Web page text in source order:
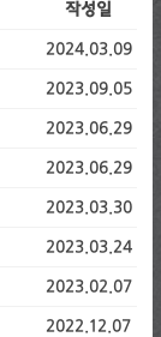
작성일
2024.03.09
2023.09.05
2023.06.29
2023.06.29
2023.03.30
2023.03.24
2023.02.07
2022.12.07